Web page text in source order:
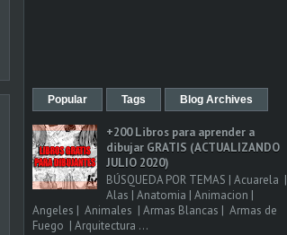
Popular Tags Blog Archives
+200 Libros para aprender a
dibujar GRATIS (ACTUALIZANDO
JULIO 2020)
BÚSQUEDA POR TEMAS | Acuarela |
Alas | Anatomia | Animacion |
Angeles | Animales | Armas Blancas | Armas de
Fuego | Arquitectura ...